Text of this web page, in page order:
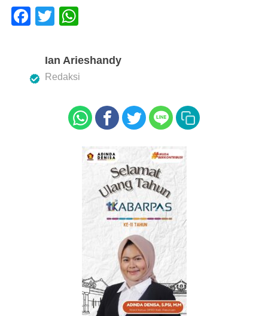
F
e
T
tt
er
at
s
p
p
Ian Arieshandy
Redaksi